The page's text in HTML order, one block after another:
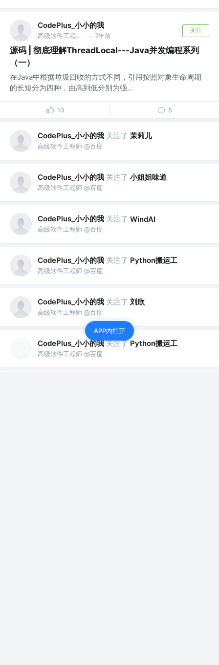
CodePlus_小小的我
高级软件工程师 @百度 · 7年前
关注
源码 | 彻底理解ThreadLocal---Java并发编程系列
（一）
在Java中根据垃圾回收的方式不同，引用按照对象生命周期
的长短分为四种，由高到低分别为强...
10 5
CodePlus_小小的我 关注了 茉莉儿
高级软件工程师 @百度
CodePlus_小小的我 关注了 小姐姐味道
高级软件工程师 @百度
CodePlus_小小的我 关注了 WindAI
高级软件工程师 @百度
CodePlus_小小的我 关注了 Python搬运工
高级软件工程师 @百度
CodePlus_小小的我 关注了 刘欣
高级软件工程师 @百度
CodePlus_小小的我 关注了 Python搬运工
高级软件工程师 @百度
APP内打开